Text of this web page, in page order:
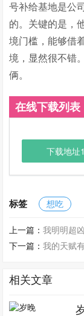
号补给基地是公
的。关键的是，
境门槛，能够借
境，显然很不错
俩。
在线下载列表
下载地址1
标签 想吃
上一篇：我明明超
下一篇：我的天赋
相关文章